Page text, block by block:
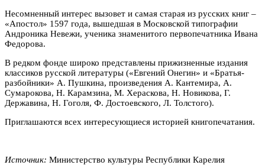
Несомненный интерес вызовет и самая старая из русских книг –
«Апостол» 1597 года, вышедшая в Московской типографии
Андроника Невежи, ученика знаменитого первопечатника Ивана
Федорова.
В редком фонде широко представлены прижизненные издания
классиков русской литературы («Евгений Онегин» и «Братья-
разбойники» А. Пушкина, произведения А. Кантемира, А.
Сумарокова, Н. Карамзина, М. Хераскова, Н. Новикова, Г.
Державина, Н. Гоголя, Ф. Достоевского, Л. Толстого).
Приглашаются всех интересующиеся историей книгопечатания.
Источник: Министерство культуры Республики Карелия